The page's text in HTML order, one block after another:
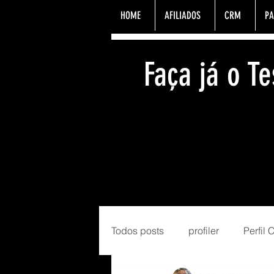
HOME AFILIADOS CRM
Faça já o
Todos posts profiler Perfil